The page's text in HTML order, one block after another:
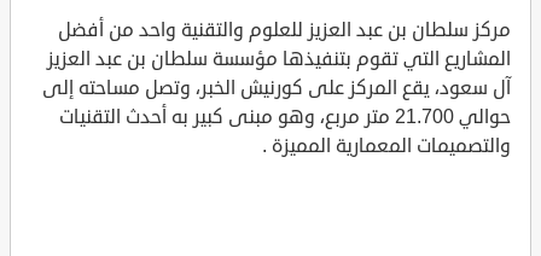
مركز سلطان بن عبد العزيز للعلوم والتقنية واحد من أفضل
المشاريع التي تقوم بتنفيذها مؤسسة سلطان بن عبد العزيز
آل سعود، يقع المركز على كورنيش الخبر، وتصل مساحته إلى
حوالي 21.700 متر مربع، وهو مبنى كبير به أحدث التقنيات
والتصميمات المعمارية المميزة .